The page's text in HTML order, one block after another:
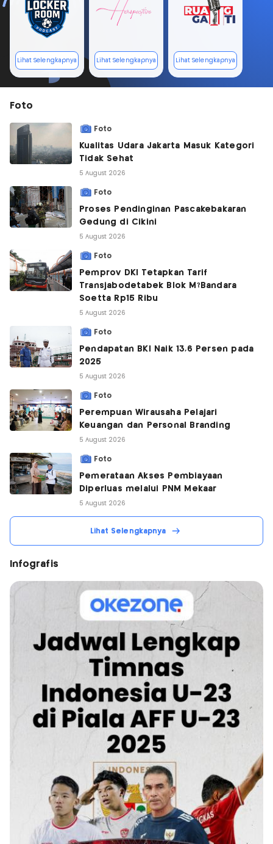
Lihat Selengkapnya Lihat Selengkapnya Lihat Selengkapnya
Foto
Foto
Kualitas Udara Jakarta Masuk Kategori
Tidak Sehat
5 August 2026
Foto
Proses Pendinginan Pascakebakaran
Gedung di Cikini
5 August 2026
Foto
Pemprov DKI Tetapkan Tarif
Transjabodetabek Blok M?Bandara
Soetta Rp15 Ribu
5 August 2026
Foto
Pendapatan BKI Naik 13,6 Persen pada
2025
5 August 2026
Foto
Perempuan Wirausaha Pelajari
Keuangan dan Personal Branding
5 August 2026
Foto
Pemerataan Akses Pembiayaan
Diperluas melalui PNM Mekaar
5 August 2026
Lihat Selengkapnya
Infografis